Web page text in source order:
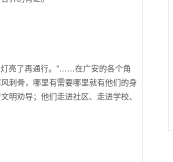
亮了再通行。”……在广安的各个角
刺骨，哪里有需要哪里就有他们的身
明劝导；他们走进社区、走进学校、